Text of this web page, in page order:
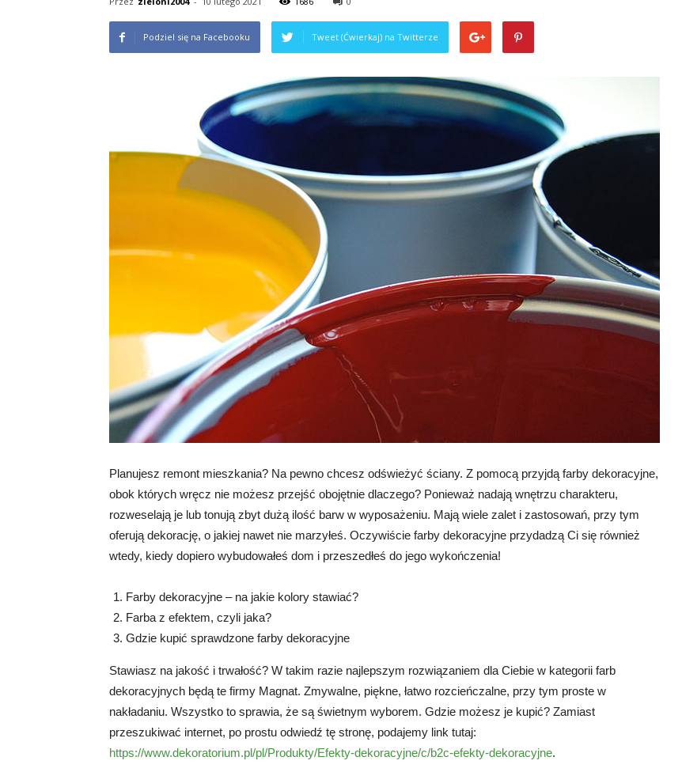
Podziel się na Facebooku Tweet (Ćwierkaj) na Twitterze
Planujesz remont mieszkania? Na pewno chcesz odświeżyć ściany. Z pomocą przyjdą farby dekoracyjne,
obok których wręcz nie możesz przejść obojętnie dlaczego? Ponieważ nadają wnętrzu charakteru,
rozweselają je lub tonują zbyt dużą ilość barw w wyposażeniu. Mają wiele zalet i zastosowań, przy tym
oferują dekorację, o jakiej nawet nie marzyłeś. Oczywiście farby dekoracyjne przydadzą Ci się również
wtedy, kiedy dopiero wybudowałeś dom i przeszedłeś do jego wykończenia!
Farby dekoracyjne – na jakie kolory stawiać?
Farba z efektem, czyli jaka?
Gdzie kupić sprawdzone farby dekoracyjne
Stawiasz na jakość i trwałość? W takim razie najlepszym rozwiązaniem dla Ciebie w kategorii farb
dekoracyjnych będą te firmy Magnat. Zmywalne, piękne, łatwo rozcieńczalne, przy tym proste w
nakładaniu. Wszystko to sprawia, że są świetnym wyborem. Gdzie możesz je kupić? Zamiast
przeszukiwać internet, po prostu odwiedź tę stronę, podajemy link tutaj:
https://www.dekoratorium.pl/pl/Produkty/Efekty-dekoracyjne/c/b2c-efekty-dekoracyjne.